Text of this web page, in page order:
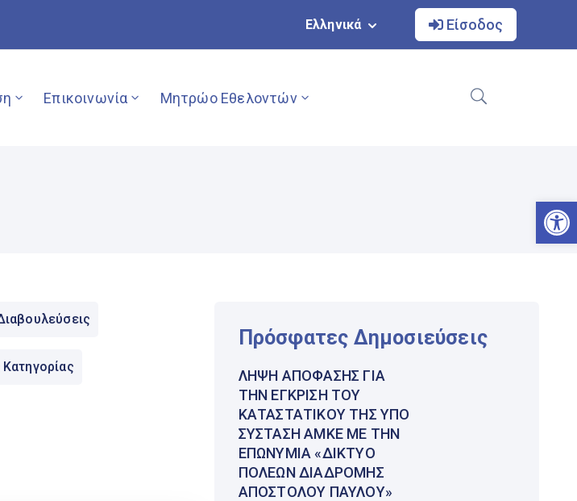
Ελληνικά Είσοδος
Επικοινωνία Μητρώο Εθελοντών
Κατηγορίας
Πρόσφατες Δημοσιεύσεις
ΛΉΨΗ ΑΠΌΦΑΣΗΣ ΓΙΑ
ΤΗΝ ΈΓΚΡΙΣΗ ΤΟΥ
ΚΑΤΑΣΤΑΤΙΚΟΎ ΤΗΣ ΥΠΌ
ΣΎΣΤΑΣΗ ΑΜΚΕ ΜΕ ΤΗΝ
ΕΠΩΝΥΜΊΑ «ΔΊΚΤΥΟ
ΠΌΛΕΩΝ ΔΙΑΔΡΟΜΉΣ
ΑΠΟΣΤΌΛΟΥ ΠΑΎΛΟΥ»